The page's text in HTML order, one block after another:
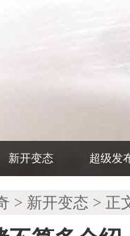
新开变态 超级发
> 新开变态 > 正